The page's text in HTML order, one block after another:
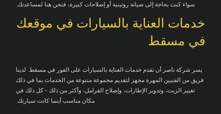
سواء كنت بحاجة إلى صيانة روتينية أو إصلاحات كبيرة، فنحن هنا لمساعدتك.
خدمات العناية بالسيارات في موقعك
في مسقط
يسر شركة ناصر أن تقدم خدمات العناية بالسيارات على الفور في مسقط. لدينا
فريق من الفنيين المهرة مجهز لتقديم مجموعة متنوعة من الخدمات بما في ذلك
تغيير الزيت، وتدوير الإطارات، وإصلاح الفرامل، وأكثر من ذلك - كل ذلك في
مكان مناسب أينما كانت سيارتك.